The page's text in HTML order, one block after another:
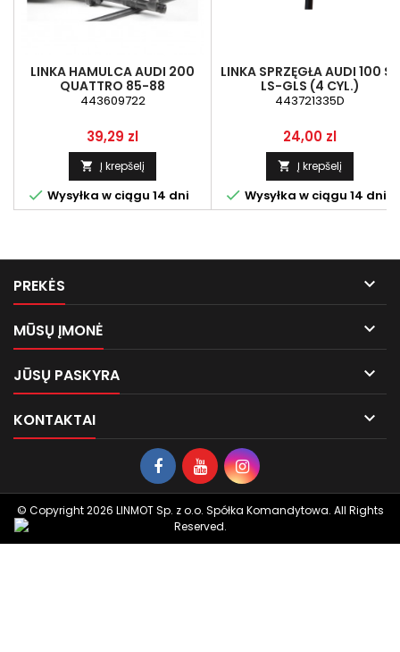
LINKA HAMULCA AUDI 200
QUATTRO 85-88
443609722
Kaina
39,29 zl
 Į krepšelį
 Wysyłka w ciągu 14 dni
LINKA SPRZĘGŁA AUDI 100 S-
LS-GLS (4 CYL.)
443721335D
Kaina
24,00 zl
 Į krepšelį
 Wysyłka w ciągu 14 dni
PREKĖS 
MŪSŲ ĮMONĖ 
JŪSŲ PASKYRA 
KONTAKTAI 
© Copyright 2026 LINMOT Sp. z o.o. Spółka Komandytowa. All Rights
Reserved.